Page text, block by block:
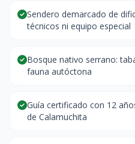
Sendero demarcado de
técnicos ni equipo especial
Bosque nativo serrano:
fauna autóctona
Guía certificado con 12
de Calamuchita